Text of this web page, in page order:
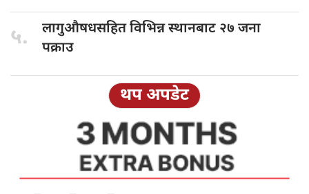
५. लागुऔषधसहित विभिन्नस्थानबाट २७ जना
पक्राउ
थप अपडेट